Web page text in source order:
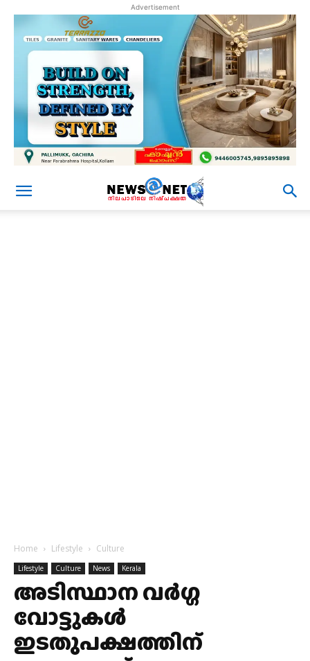
Advertisement
Home Lifestyle Culture
Lifestyle Culture News Kerala
അടിസ്ഥാന വർഗ്ഗ
വോട്ടുകൾ
ഇടതുപക്ഷത്തിന്